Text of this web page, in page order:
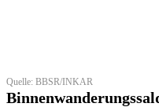
Quelle: BBSR/INKAR